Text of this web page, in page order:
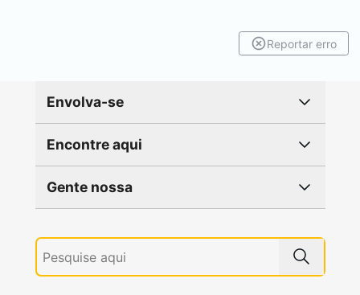
Reportar erro
Envolva-se
Encontre aqui
Gente nossa